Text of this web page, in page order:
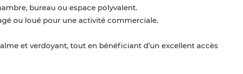
bureau ou espace polyvalent.
ou loué pour une activité commerciale.
et verdoyant, tout en bénéficiant d’un excellent accès